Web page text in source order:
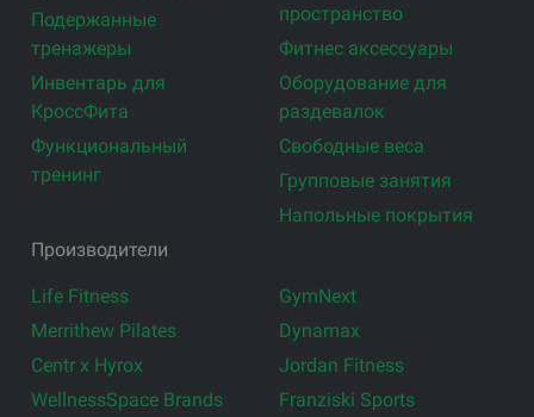
Подержанные
тренажеры
Инвентарь для
КроссФита
Функциональный
тренинг
пространство
Фитнес аксессуары
Оборудование для
раздевалок
Свободные веса
Групповые занятия
Напольные покрытия
Производители
Life Fitness
Merrithew Pilates
Centr x Hyrox
WellnessSpace Brands
GymNext
Dynamax
Jordan Fitness
Franziski Sports